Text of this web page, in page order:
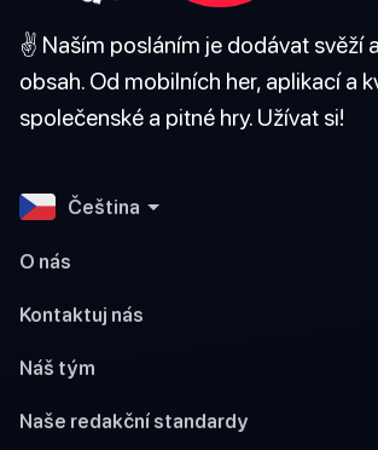
✌️ Naším posláním je dodávat svěží
obsah. Od mobilních her, aplikací a
společenské a pitné hry. Užívat si!
Čeština
O nás
Kontaktuj nás
Náš tým
Naše redakční standardy